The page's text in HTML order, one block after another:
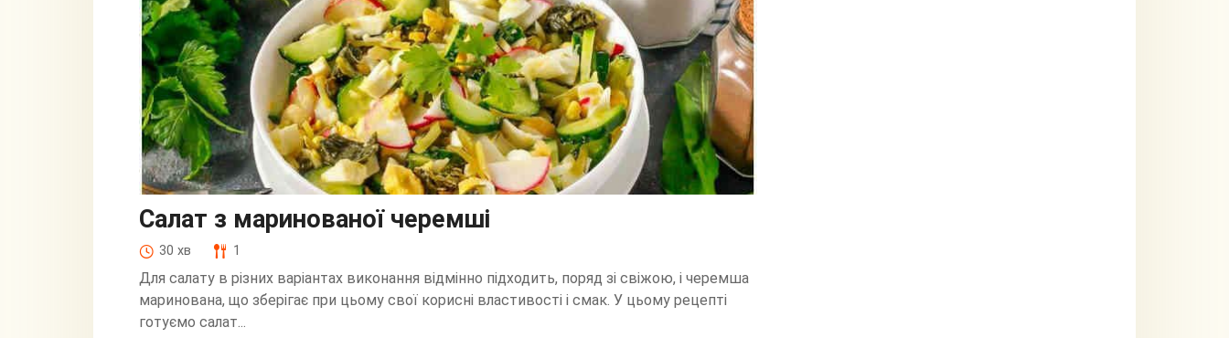
Салат з маринованої черемші
30 хв 1
Для салату в різних варіантах виконання відмінно підходить, поряд зі свіжою, і черемша
маринована, що зберігає при цьому свої корисні властивості і смак. У цьому рецепті
готуємо салат...